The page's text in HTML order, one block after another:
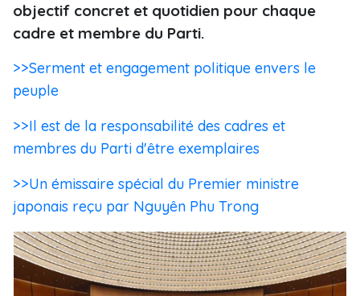
objectif concret et quotidien pour chaque
cadre et membre du Parti.
>>Serment et engagement politique envers le
peuple
>>Il est de la responsabilité des cadres et
membres du Parti d'être exemplaires
>>Un émissaire spécial du Premier ministre
japonais reçu par Nguyên Phu Trong